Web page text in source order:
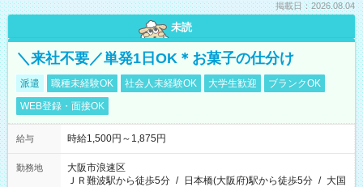
掲載日：2026.08.04
未読
＼来社不要／単発1日OK＊お菓子の仕分け
派遣 職種未経験OK 社会人未経験OK 大学生歓迎
ブランクOK
WEB登録・面接OK
給与 時給1,500円～1,875円
勤務地
大阪市浪速区
ＪＲ難波駅から徒歩5分 / 日本橋(大阪府)駅から徒歩5分 / 大国